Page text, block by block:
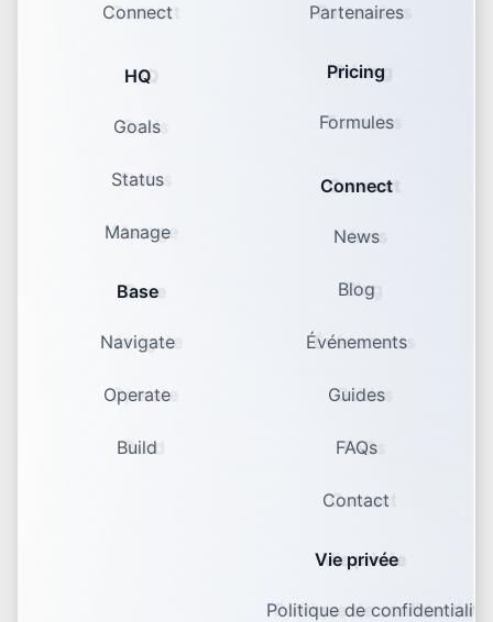
Connect
HQ
Goals
Status
Manage
Base
Navigate
Operate
Build
Partenaires
Pricing
Formules
Connect
News
Blog
Événements
Guides
FAQs
Contact
Vie privée
Politique de confidentialité